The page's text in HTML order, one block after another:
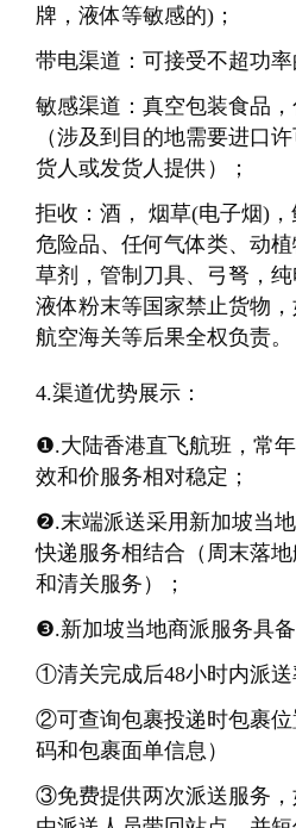
牌，液体等敏感的)；
带电渠道：可接受不超功率
敏感渠道：真空包装食品
（涉及到目的地需要进口
货人或发货人提供）；
拒收：酒， 烟草(电子烟)
危险品、任何气体类、动
草剂，管制刀具、弓弩，
液体粉末等国家禁止货物
航空海关等后果全权负责。
4.渠道优势展示：
❶.大陆香港直飞航班，常
效和价服务相对稳定；
❷.末端派送采用新加坡当
快递服务相结合（周末落
和清关服务）；
❸.新加坡当地商派服务具备
①清关完成后48小时内派送
②可查询包裹投递时包裹
码和包裹面单信息）
③免费提供两次派送服务